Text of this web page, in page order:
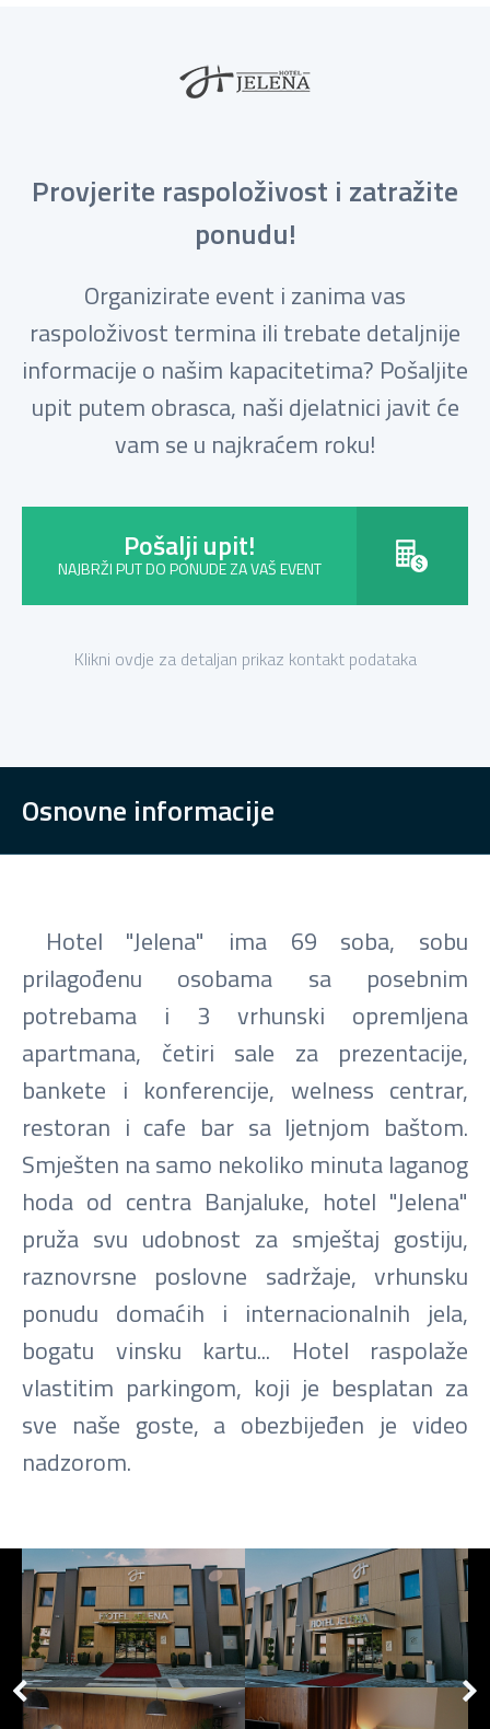
Provjerite raspoloživost i zatražite
ponudu!
Organizirate event i zanima vas
raspoloživost termina ili trebate detaljnije
informacije o našim kapacitetima? Pošaljite
upit putem obrasca, naši djelatnici javit će
vam se u najkraćem roku!
Pošalji upit!
NAJBRŽI PUT DO PONUDE ZA VAŠ EVENT
Klikni ovdje za detaljan prikaz kontakt podataka
Osnovne informacije
Hotel "Jelena" ima 69 soba, sobu
prilagođenu osobama sa posebnim
potrebama i 3 vrhunski opremljena
apartmana, četiri sale za prezentacije,
bankete i konferencije, welness centrar,
restoran i cafe bar sa ljetnjom baštom.
Smješten na samo nekoliko minuta laganog
hoda od centra Banjaluke, hotel "Jelena"
pruža svu udobnost za smještaj gostiju,
raznovrsne poslovne sadržaje, vrhunsku
ponudu domaćih i internacionalnih jela,
bogatu vinsku kartu... Hotel raspolaže
vlastitim parkingom, koji je besplatan za
sve naše goste, a obezbijeđen je video
nadzorom.